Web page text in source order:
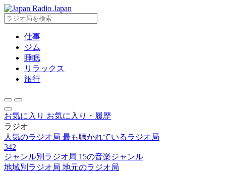
Radio Japan
仕事
ジム
睡眠
リラックス
旅行
お気に入り お気に入り・履歴
ラジオ
人気のラジオ局 最も聴かれているラジオ局
342
ジャンル別ラジオ局 15の音楽ジャンル
地域別ラジオ局 地元のラジオ局